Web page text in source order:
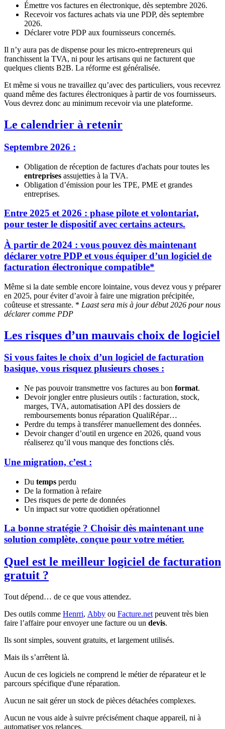
Émettre vos factures en électronique, dès septembre 2026.
Recevoir vos factures achats via une PDP, dès septembre
2026.
Déclarer votre PDP aux fournisseurs concernés.
Il n’y aura pas de dispense pour les micro-entrepreneurs qui
franchissent la TVA, ni pour les artisans qui ne facturent que
quelques clients B2B. La réforme est généralisée.
Et même si vous ne travaillez qu’avec des particuliers, vous recevrez
quand même des factures électroniques à partir de vos fournisseurs.
Vous devrez donc au minimum recevoir via une plateforme.
Le calendrier à retenir
Septembre 2026 :
Obligation de réception de factures d'achats pour toutes les
entreprises assujetties à la TVA.
Obligation d’émission pour les TPE, PME et grandes
entreprises.
Entre 2025 et 2026 : phase pilote et volontariat,
pour tester le dispositif avec certains acteurs.
À partir de 2024 : vous pouvez dès maintenant
déclarer votre PDP et vous équiper d’un logiciel de
facturation électronique compatible*
Même si la date semble encore lointaine, vous devez vous y préparer
en 2025, pour éviter d’avoir à faire une migration précipitée,
coûteuse et stressante. * Laast sera mis à jour début 2026 pour nous
déclarer comme PDP
Les risques d’un mauvais choix de logiciel
Si vous faites le choix d’un logiciel de facturation
basique, vous risquez plusieurs choses :
Ne pas pouvoir transmettre vos factures au bon format.
Devoir jongler entre plusieurs outils : facturation, stock,
marges, TVA, automatisation API des dossiers de
remboursements bonus réparation QualiRépar…
Perdre du temps à transférer manuellement des données.
Devoir changer d’outil en urgence en 2026, quand vous
réaliserez qu’il vous manque des fonctions clés.
Une migration, c’est :
Du temps perdu
De la formation à refaire
Des risques de perte de données
Un impact sur votre quotidien opérationnel
La bonne stratégie ? Choisir dès maintenant une
solution complète, conçue pour votre métier.
Quel est le meilleur logiciel de facturation
gratuit ?
Tout dépend… de ce que vous attendez.
Des outils comme Henrri, Abby ou Facture.net peuvent très bien
faire l’affaire pour envoyer une facture ou un devis.
Ils sont simples, souvent gratuits, et largement utilisés.
Mais ils s’arrêtent là.
Aucun de ces logiciels ne comprend le métier de réparateur et le
parcours spécifique d'une réparation.
Aucun ne sait gérer un stock de pièces détachées complexes.
Aucun ne vous aide à suivre précisément chaque appareil, ni à
automatiser vos relances.